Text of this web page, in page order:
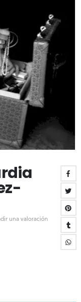
una valoración